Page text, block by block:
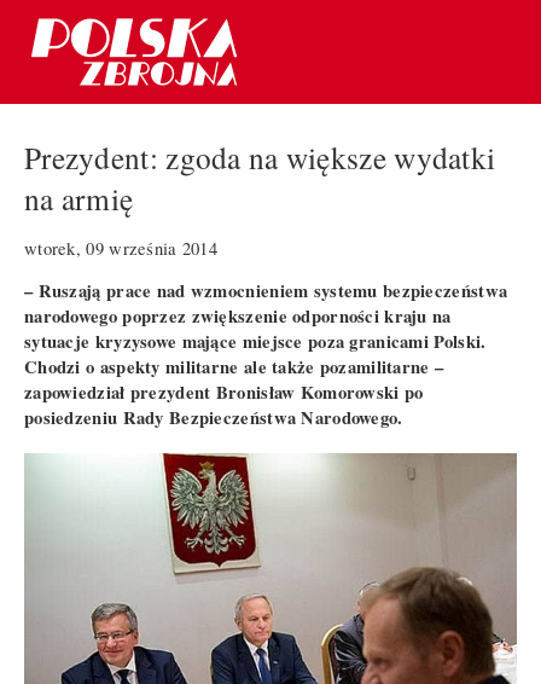
Prezydent: zgoda na większe wydatki
na armię
wtorek, 09 września 2014
– Ruszają prace nad wzmocnieniem systemu bezpieczeństwa
narodowego poprzez zwiększenie odporności kraju na
sytuacje kryzysowe mające miejsce poza granicami Polski.
Chodzi o aspekty militarne ale także pozamilitarne –
zapowiedział prezydent Bronisław Komorowski po
posiedzeniu Rady Bezpieczeństwa Narodowego.